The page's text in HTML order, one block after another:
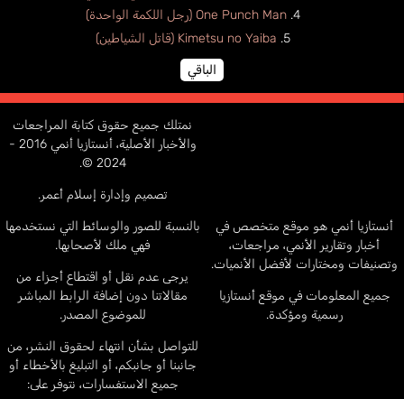
One Punch Man (رجل اللكمة الواحدة)
Kimetsu no Yaiba (قاتل الشياطين)
الباقي
أنستازيا أنمي هو موقع متخصص في
أخبار وتقارير الأنمي، مراجعات،
وتصنيفات ومختارات لأفضل الأنميات.
جميع المعلومات في موقع أنستازيا
رسمية ومؤكدة.
نمتلك جميع حقوق كتابة المراجعات
والأخبار الأصلية، أنستازيا أنمي 2016 -
2024 ©.
تصميم وإدارة إسلام أعمر.
بالنسبة للصور والوسائط التي نستخدمها
فهي ملك لأصحابها.
يرجى عدم نقل أو اقتطاع أجزاء من
مقالاتنا دون إضافة الرابط المباشر
للموضوع المصدر.
للتواصل بشأن انتهاء لحقوق النشر، من
جانبنا أو جانبكم، أو التبليغ بالأخطاء أو
جميع الاستفسارات، نتوفر على: